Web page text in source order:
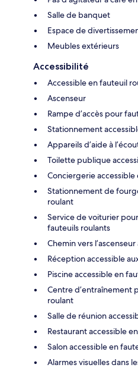
Salle de banquet
Espace de
Meubles extérieurs
Accessibilité
Accessible en fauteuil
Ascenseur
Rampe d’accès pour
Stationnement
Appareils d’aide à
Toilette publique
Conciergerie
Stationnement de
roulant
Service de voiturier
fauteuils roulants
Chemin vers
Réception accessible
Piscine accessible en
Centre d’entraînement
roulant
Salle de réunion
Restaurant accessible
Salon accessible en
Alarmes visuelles dans